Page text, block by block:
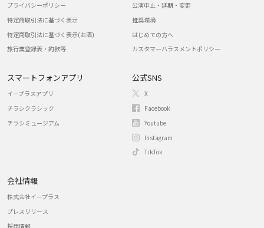
プライバシーポリシー
特定商取引法に基づく表示
特定商取引法に基づく表示(お酒)
旅行業登録表・約款等
公演中止・延期・変更
推奨環境
はじめての方へ
カスタマーハラスメントポリシー
スマートフォンアプリ
イープラスアプリ
チラシクラシック
チラシミュージアム
公式SNS
X
Facebook
Youtube
Instagram
TikTok
会社情報
株式会社イープラス
プレスリリース
採用情報